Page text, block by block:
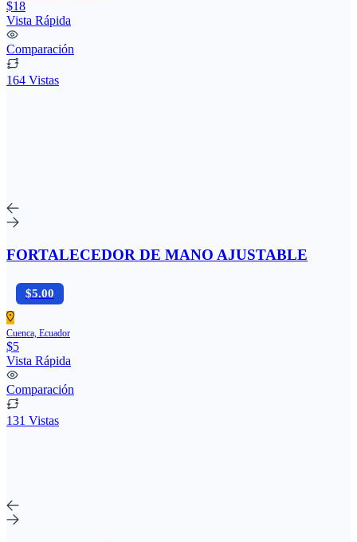
$18
Vista Rápida
Comparación
164 Vistas
FORTALECEDOR DE MANO AJUSTABLE
$5.00
Cuenca, Ecuador
$5
Vista Rápida
Comparación
131 Vistas